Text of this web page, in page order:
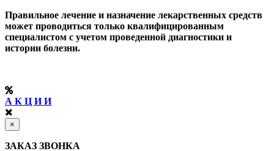
Правильное лечение и назначение лекарственных средств
может проводиться только квалифицированным
специалистом с учетом проведенной диагностики и
истории болезни.
А К Ц И И
×
ЗАКАЗ ЗВОНКА